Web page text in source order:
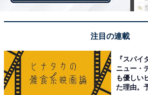
注目の連載
『スパイ
ニュー・
も優しい
た理由。